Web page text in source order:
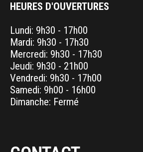
HEURES D'OUVERTURES
Lundi: 9h30 - 17h00
Mardi: 9h30 - 17h30
Mercredi: 9h30 - 17h30
Jeudi: 9h30 - 21h00
Vendredi: 9h30 - 17h00
Samedi: 9h00 - 16h00
Dimanche: Fermé